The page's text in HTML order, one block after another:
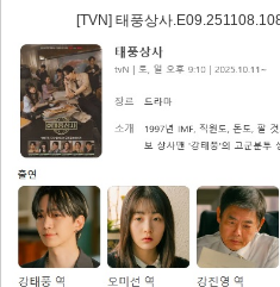
[TVN] 태풍상사